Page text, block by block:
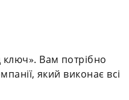
Вам потрібно
який виконає всі